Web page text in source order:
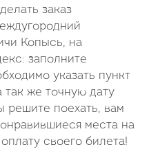
заказ
Копысь, на
заполните
указать пункт
так же точную дату
решите поехать, вам
места на
своего билета!